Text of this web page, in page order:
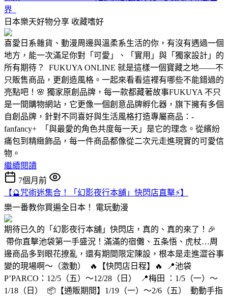
界
日本樂天好物分享 收藏嗜好
喜愛日系雜貨、動漫周邊與溫柔系生活的你，有沒有遇過一個
地方，能一次滿足你對「可愛」、「實用」與「獨家設計」的
所有期待？ FUKUYA ONLINE 就是這樣一個寶藏之地——不
只販售商品，更創造風格。一起來看看這裡有哪些不能錯過的
亮點吧！🌸 獨家原創品牌，每一款都藏著故事FUKUYA 不只
是一間購物網站，它更像一個創意品牌孵化器，旗下擁有多個
自創品牌，針對不同喜好與生活風格打造專屬商品：-
fanfancy+ 「與最愛的角色共度每一天」是它的理念。從繽紛
痛包到精緻飾品，每一件商品都像從二次元走進現實的可愛信
物。
繼續閱讀
7個月前
【🔮咒術迷集合！「幻影夜行本舖」快閃店直擊⚡️】
樂一番教你買遍全日本！ 電玩動漫
期待已久的「幻影夜行本舖」快閃店，真的、真的來了！🎉
帶你直擊池袋第一手盛況！滿滿的宿儺、五条悟、虎杖…周
邊商品多到眼花撩亂，還有期間限定陳設，根本是走進澀谷事
變的現場啊～（激動） 🔥【快閃店日程】🔥 📍池袋
P’PARCO：12/5（五）～12/28（日） 📍梅田 ：1/5（一）～
1/18（日） 📦【通販期間】1/19（一）～2/6（五） 動動手指